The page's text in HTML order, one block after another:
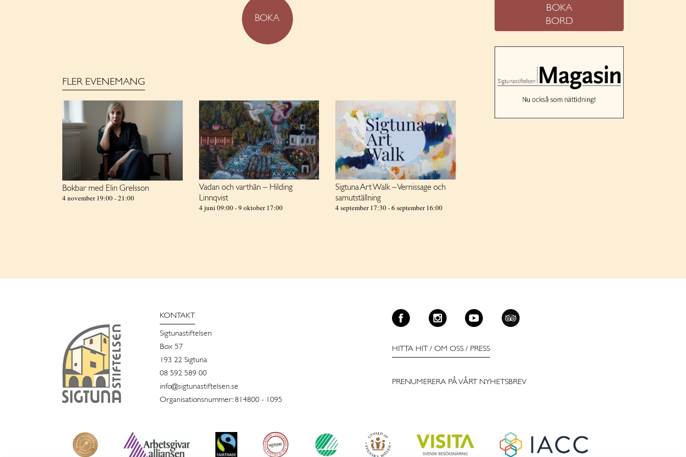
BOKA
FLER EVENEMANG
Bokbar med Elin Grelsson
4 november 19:00-21:00
Vadan och varthän – Hilding
Linnqvist
4 juni 09:00-9 oktober 17:00
Sigtuna Art Walk – Vernissage och
samutställning
4 september 17:30-6 september 16:00
BOKA
BORD
KONTAKT
Sigtunastiftelsen
Box 57
193 22 Sigtuna
08 592 589 00
info@sigtunastiftelsen.se
Organisationsnummer: 814800 - 1095
HITTA HIT / OM OSS / PRESS
PRENUMERERA PÅ VÅRT NYHETSBREV